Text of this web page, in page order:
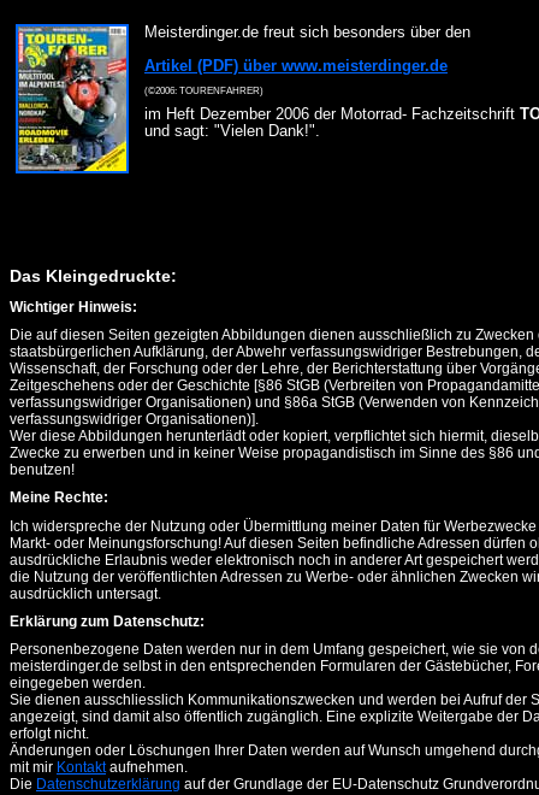
Meisterdinger.de freut sich besonders über den
Artikel (PDF) über www.meisterdinger.de
(©2006: TOURENFAHRER)
im Heft Dezember 2006 der Motorrad- Fachzeitschrift
und sagt: "Vielen Dank!".
Das Kleingedruckte:
Wichtiger Hinweis:
Die auf diesen Seiten gezeigten Abbildungen dienen ausschließlich zu Zwecken
staatsbürgerlichen Aufklärung, der Abwehr verfassungswidriger Bestrebungen,
Wissenschaft, der Forschung oder der Lehre, der Berichterstattung über
Zeitgeschehens oder der Geschichte [§86 StGB (Verbreiten von
verfassungswidriger Organisationen) und §86a StGB (Verwenden von
verfassungswidriger Organisationen)].
Wer diese Abbildungen herunterlädt oder kopiert, verpflichtet sich hiermit,
Zwecke zu erwerben und in keiner Weise propagandistisch im Sinne des §86
benutzen!
Meine Rechte:
Ich widerspreche der Nutzung oder Übermittlung meiner Daten für
Markt- oder Meinungsforschung! Auf diesen Seiten befindliche Adressen dürfen
ausdrückliche Erlaubnis weder elektronisch noch in anderer Art gespeichert
die Nutzung der veröffentlichten Adressen zu Werbe- oder ähnlichen Zwecken
ausdrücklich untersagt.
Erklärung zum Datenschutz:
Personenbezogene Daten werden nur in dem Umfang gespeichert, wie sie von
meisterdinger.de selbst in den entsprechenden Formularen der Gästebücher,
eingegeben werden.
Sie dienen ausschliesslich Kommunikationszwecken und werden bei Aufruf der
angezeigt, sind damit also öffentlich zugänglich. Eine explizite Weitergabe der
erfolgt nicht.
Änderungen oder Löschungen Ihrer Daten werden auf Wunsch umgehend
mit mir Kontaktaufnehmen.
Die Datenschutzerklärung auf der Grundlage der EU-Datenschutz